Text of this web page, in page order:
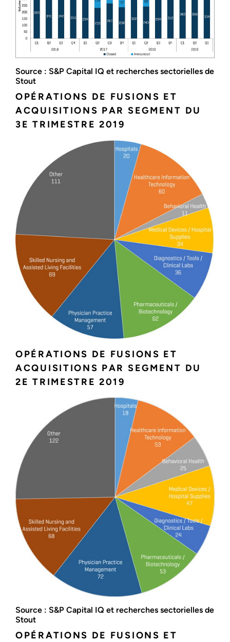
Source : S&P Capital IQ et recherches sectorielles de
Stout
OPÉRATIONS DE FUSIONS ET
ACQUISITIONS PAR SEGMENT DU
3E TRIMESTRE 2019
OPÉRATIONS DE FUSIONS ET
ACQUISITIONS PAR SEGMENT DU
2E TRIMESTRE 2019
Source : S&P Capital IQ et recherches sectorielles de
Stout
OPÉRATIONS DE FUSIONS ET